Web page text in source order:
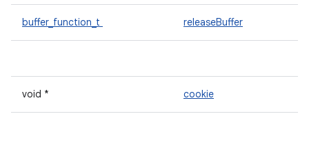
buffer_function_t releaseBuffer
void * cookie